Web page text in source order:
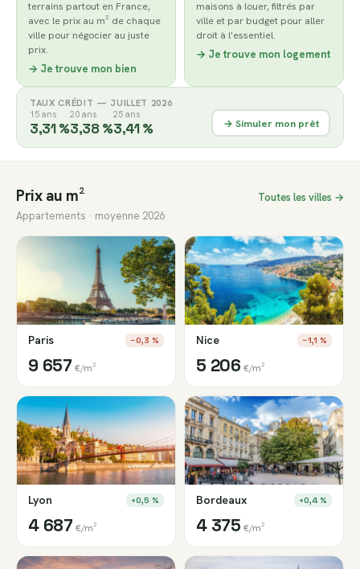
terrains partout en France,
avec le prix au m² de chaque
ville pour négocier au juste
prix.
→ Je trouve mon bien
maisons à louer, filtrés par
ville et par budget pour aller
droit à l'essentiel.
→ Je trouve mon logement
TAUX CRÉDIT — JUILLET 2026
15 ans
3,31 %
20 ans
3,38 %
25 ans
3,41 % → Simuler mon prêt
Prix au m²
Toutes les villes →
Appartements · moyenne 2026
Paris −0,3 %
9 657 €/m²
Nice −1,1 %
5 206 €/m²
Lyon +0,5 %
4 687 €/m²
Bordeaux +0,4 %
4 375 €/m²